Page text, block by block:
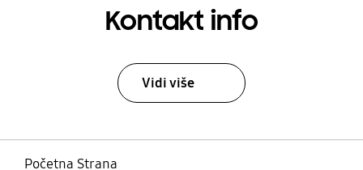
Kontakt info
Vidi više
Početna Strana